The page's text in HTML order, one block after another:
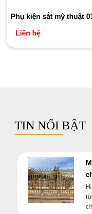
Phụ kiện sắt mỹ thuật
Liên hệ
TIN NỔI BẬT